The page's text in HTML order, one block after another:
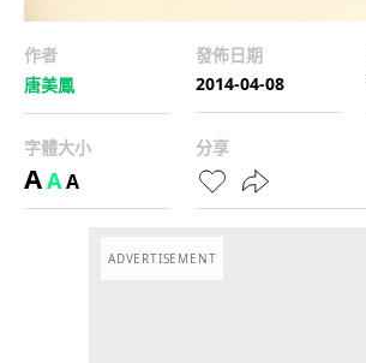
作者
唐美鳳
發佈日期
2014-04-08
字體大小
AAA
分享
ADVERTISEMENT